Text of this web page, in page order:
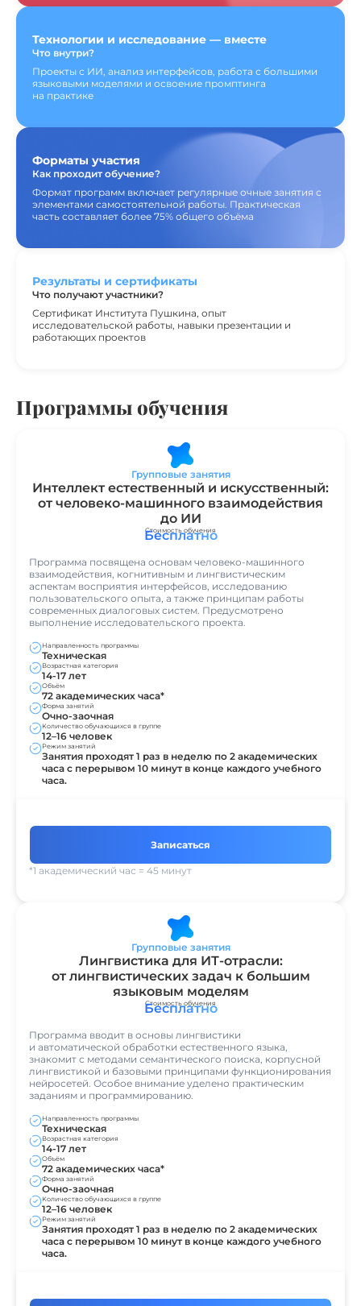
Технологии и исследование — вместе
Что внутри?
Проекты с ИИ, анализ интерфейсов, работа с большими
языковыми моделями и освоение промптинга
на практике
Форматы участия
Как проходит обучение?
Формат программ включает регулярные очные занятия с
элементами самостоятельной работы. Практическая
часть составляет более 75% общего объёма
Результаты и сертификаты
Что получают участники?
Сертификат Института Пушкина, опыт
исследовательской работы, навыки презентации и
работающих проектов
Программы обучения
Групповые занятия
Интеллект естественный и искусственный:
от человеко-машинного взаимодействия
до ИИ
Стоимость обучения
Бесплатно
Программа посвящена основам человеко-машинного
взаимодействия, когнитивным и лингвистическим
аспектам восприятия интерфейсов, исследованию
пользовательского опыта, а также принципам работы
современных диалоговых систем. Предусмотрено
выполнение исследовательского проекта.
Направленность программы
Техническая
Возрастная категория
14-17 лет
Объём
72 академических часа*
Форма занятий
Очно-заочная
Количество обучающихся в группе
12–16 человек
Режим занятий
Занятия проходят 1 раз в неделю по 2 академических
часа с перерывом 10 минут в конце каждого учебного
часа.
Записаться
*1 академический час = 45 минут
Групповые занятия
Лингвистика для ИТ-отрасли:
от лингвистических задач к большим
языковым моделям
Стоимость обучения
Бесплатно
Программа вводит в основы лингвистики
и автоматической обработки естественного языка,
знакомит с методами семантического поиска, корпусной
лингвистикой и базовыми принципами функционирования
нейросетей. Особое внимание уделено практическим
заданиям и программированию.
Направленность программы
Техническая
Возрастная категория
14-17 лет
Объём
72 академических часа*
Форма занятий
Очно-заочная
Количество обучающихся в группе
12–16 человек
Режим занятий
Занятия проходят 1 раз в неделю по 2 академических
часа с перерывом 10 минут в конце каждого учебного
часа.